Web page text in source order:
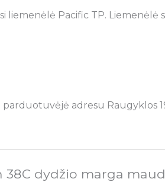
Pacific TP. Liemenėlė
adresu Raugyklos
dydžio marga